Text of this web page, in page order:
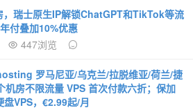
瑞士原生IP解锁ChatGPT和TikTok等流
付叠加10%优惠‌
447浏览
罗马尼亚/乌克兰/拉脱维亚/荷兰/捷
机房不限流量 VPS 首次付款六折；保加
盘VPS，€2.99起/月